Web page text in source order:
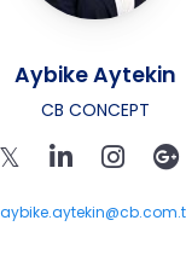
Aybike Aytekin
CB CONCEPT